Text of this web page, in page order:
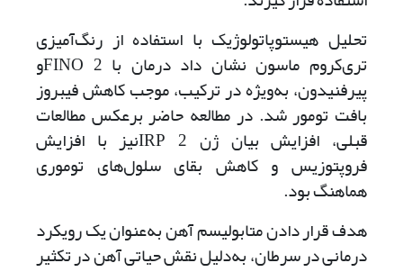
تحلیل هیستوپاتولوژیک با استفاده از رنگ‌آمیزی
تری‌کروم ماسون نشان داد درمان با 2 ‌FINOو
پیرفنیدون، به‌ویژه در ترکیب، موجب کاهش فیبروز
بافت تومور شد. در مطالعه حاضر بر‌عکس مطالعات
قبلی، افزایش بیان ژن‌ 2 IRP‌نیز با افزایش
فروپتوزیس و کاهش بقای سلول‌های توموری
هماهنگ بود.
هدف قرار دادن متابولیسم آهن به‌عنوان یک رویکرد
درمانی در سرطان، به‌دلیل نقش حیاتی آهن در تکثیر